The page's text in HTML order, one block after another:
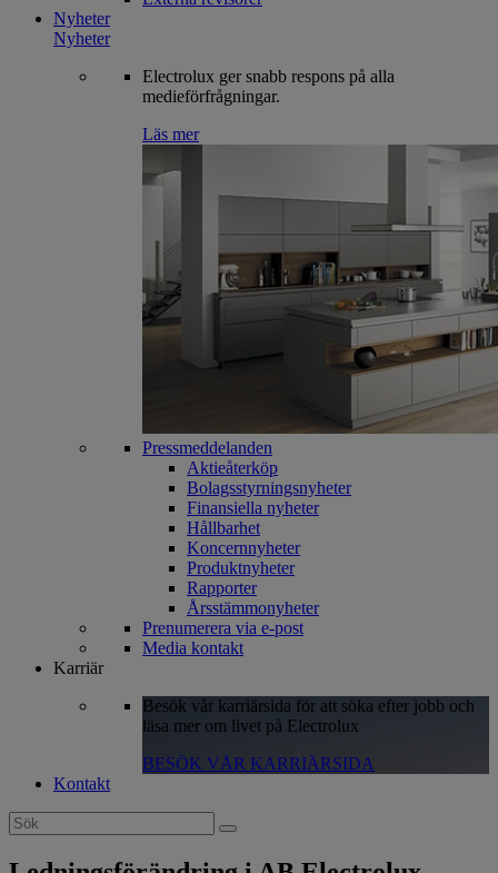
Nyheter
Nyheter
Electrolux ger snabb respons på alla
medieförfrågningar.
Läs mer
Pressmeddelanden
Aktieåterköp
Bolagsstyrningsnyheter
Finansiella nyheter
Hållbarhet
Koncernnyheter
Produktnyheter
Rapporter
Årsstämmonyheter
Prenumerera via e-post
Media kontakt
Karriär
Besök vår karriärsida för att söka efter jobb och
läsa mer om livet på Electrolux
BESÖK VÅR KARRIÄRSIDA
Kontakt
Search
for: